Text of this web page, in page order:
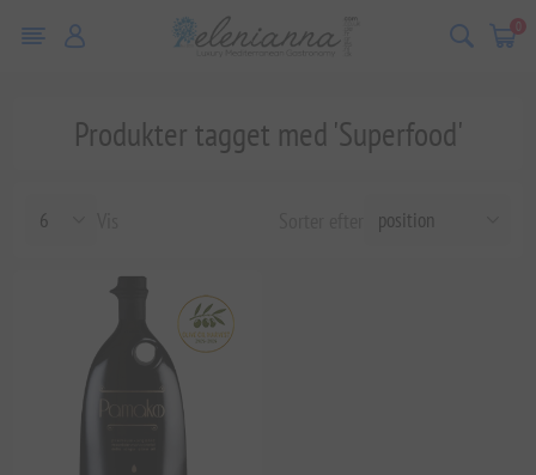
0
Produkter tagget med 'Superfood'